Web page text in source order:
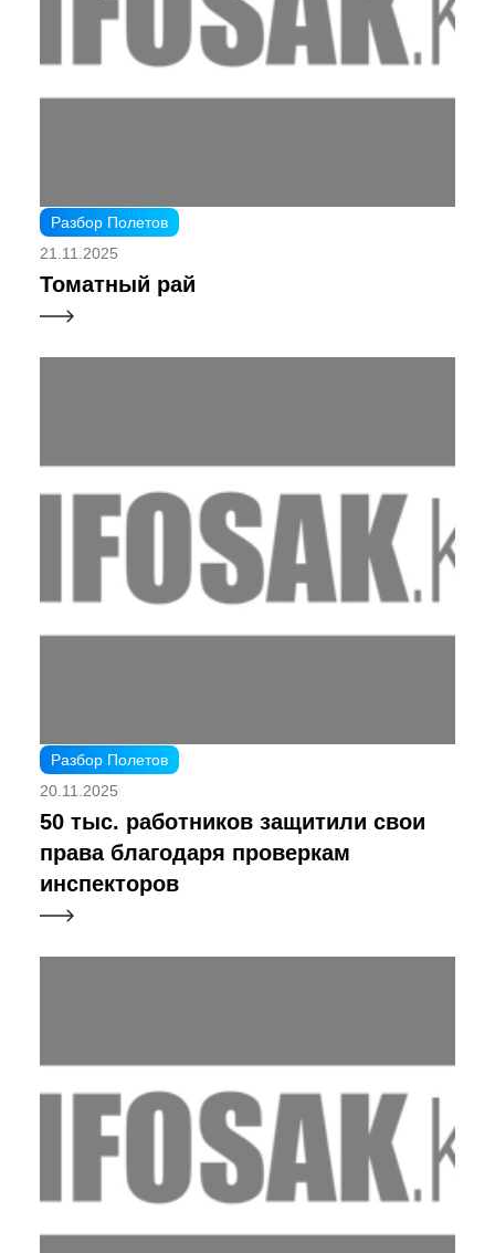
Разбор Полетов
21.11.2025
Томатный рай
Разбор Полетов
20.11.2025
50 тыс. работников защитили свои
права благодаря проверкам
инспекторов